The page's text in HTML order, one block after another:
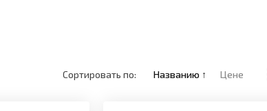
Сортировать по: Названию ↑ Цене